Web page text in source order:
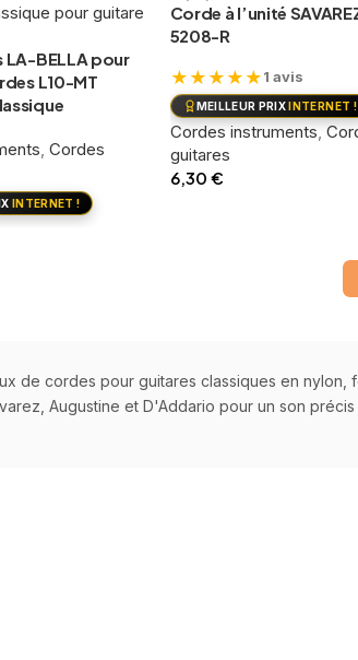
LA-BELLA pour
L10-MT
, Cordes
INTERNET !
Corde à l’unité
5208-R
★ ★ ★ ★ ★1 avis
MEILLEUR PRIXINTERNET !
Cordes instruments
guitares
6,30 €
de cordes pour guitares classiques en nylon,
Augustine et D'Addario pour un son